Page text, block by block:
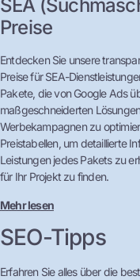
SEA
Preise
Entdecken Sie unsere
Preise für SEA-
Pakete, die von Google Ads
maßgeschneiderten
Werbekampagnen zu
Preistabellen, um detaillierte
Leistungen jedes Pakets zu
für Ihr Projekt zu finden.
Mehr lesen
SEO-Tipps
Erfahren Sie alles über die